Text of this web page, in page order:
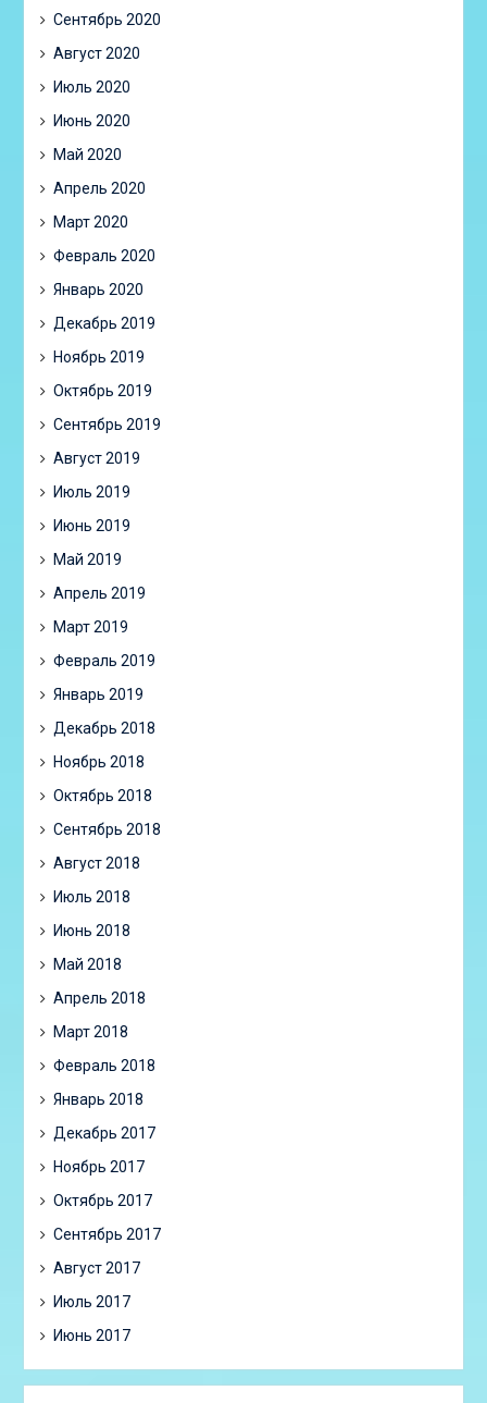
Сентябрь 2020
Август 2020
Июль 2020
Июнь 2020
Май 2020
Апрель 2020
Март 2020
Февраль 2020
Январь 2020
Декабрь 2019
Ноябрь 2019
Октябрь 2019
Сентябрь 2019
Август 2019
Июль 2019
Июнь 2019
Май 2019
Апрель 2019
Март 2019
Февраль 2019
Январь 2019
Декабрь 2018
Ноябрь 2018
Октябрь 2018
Сентябрь 2018
Август 2018
Июль 2018
Июнь 2018
Май 2018
Апрель 2018
Март 2018
Февраль 2018
Январь 2018
Декабрь 2017
Ноябрь 2017
Октябрь 2017
Сентябрь 2017
Август 2017
Июль 2017
Июнь 2017